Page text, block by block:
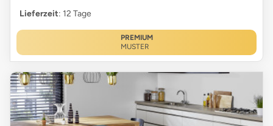
Lieferzeit: 12 Tage
PREMIUM
MUSTER